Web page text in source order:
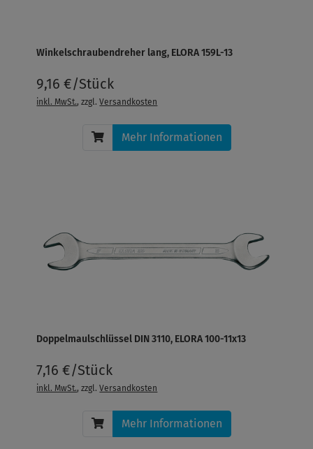
Winkelschraubendreher lang, ELORA 159L-13
9,16 €/Stück
inkl. MwSt., zzgl.Versandkosten
Mehr Informationen
Doppelmaulschlüssel DIN 3110, ELORA 100-11x13
7,16 €/Stück
inkl. MwSt., zzgl.Versandkosten
Mehr Informationen